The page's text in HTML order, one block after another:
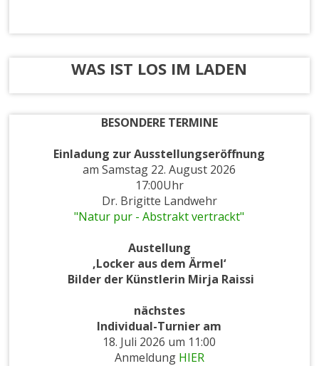
u
rl
e
n
WAS IST LOS IM LADEN
BESONDERE TERMINE
Einladung zur Ausstellungseröffnung
am Samstag 22. August 2026
17:00Uhr
Dr. Brigitte Landwehr
"Natur pur - Abstrakt vertrackt"
Austellung
‚Locker aus dem Ärmel‘
Bilder der Künstlerin Mirja Raissi
nächstes
Individual-Turnier am
18. Juli 2026 um 11:00
Anmeldung HIER